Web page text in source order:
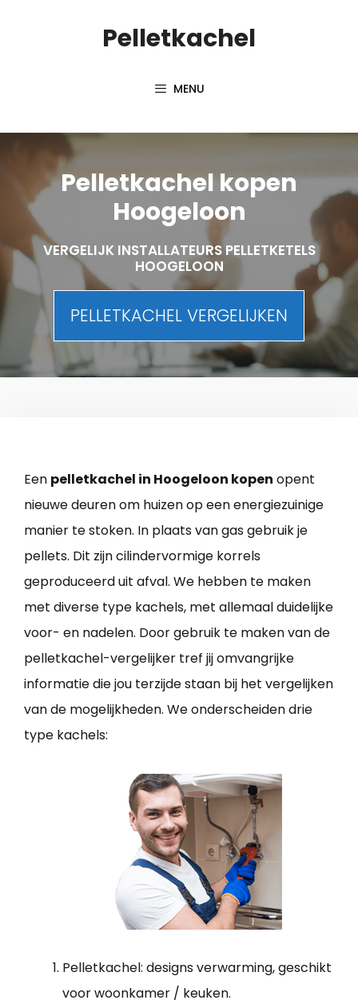
Pelletkachel
MENU
Pelletkachel kopen
Hoogeloon
VERGELIJK INSTALLATEURS PELLETKETELS
HOOGELOON
PELLETKACHEL VERGELIJKEN
Een pelletkachel in Hoogeloon kopen opent
nieuwe deuren om huizen op een energiezuinige
manier te stoken. In plaats van gas gebruik je
pellets. Dit zijn cilindervormige korrels
geproduceerd uit afval. We hebben te maken
met diverse type kachels, met allemaal duidelijke
voor- en nadelen. Door gebruik te maken van de
pelletkachel-vergelijker tref jij omvangrijke
informatie die jou terzijde staan bij het vergelijken
van de mogelijkheden. We onderscheiden drie
type kachels:
Pelletkachel: designs verwarming, geschikt
voor woonkamer / keuken.